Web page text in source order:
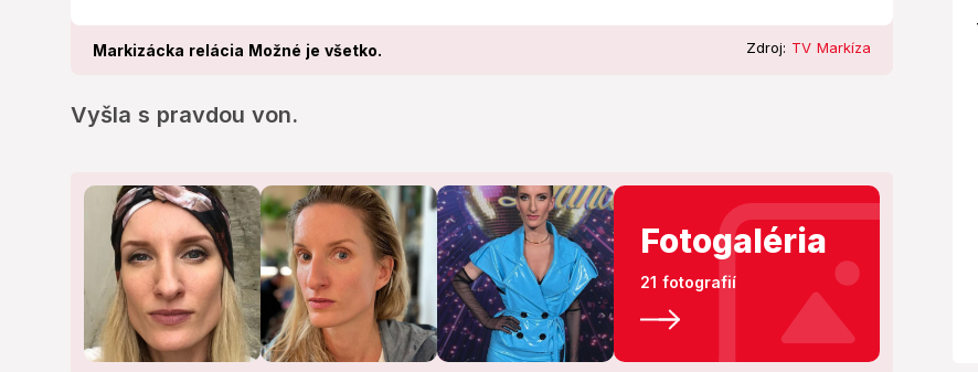
Markizácka relácia Možné je všetko. Zdroj: TV Markíza
Vyšla s pravdou von.
Fotogaléria
21 fotografií